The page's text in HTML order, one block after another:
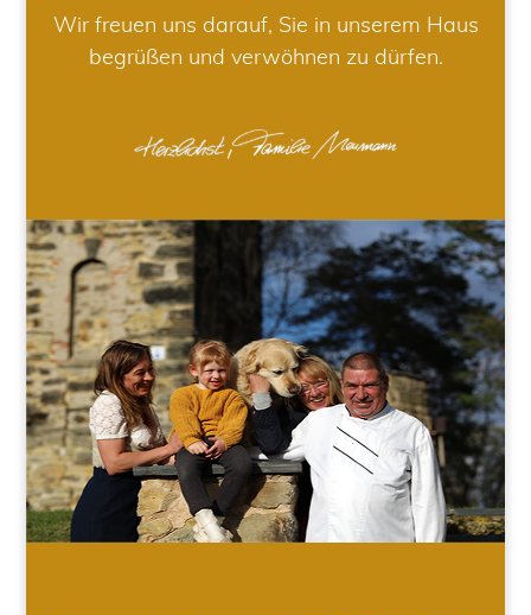
Wir freuen uns darauf, Sie in unserem Haus
begrüßen und verwöhnen zu dürfen.